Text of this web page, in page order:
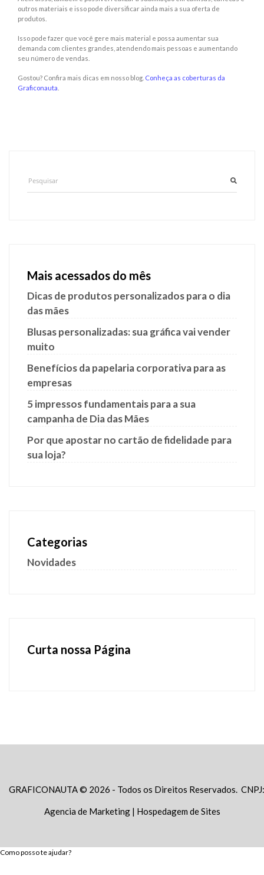
outros materiais e isso pode diversificar ainda mais a sua oferta de
produtos.
Isso pode fazer que você gere mais material e possa aumentar sua
demanda com clientes grandes, atendendo mais pessoas e aumentando
seu número de vendas.
Gostou? Confira mais dicas em nosso blog. Conheça as coberturas da
Graficonauta
Mais acessados do mês
Dicas de produtos personalizados para o dia
das mães
Blusas personalizadas: sua gráfica vai vender
muito
Benefícios da papelaria corporativa para as
empresas
5 impressos fundamentais para a sua
campanha de Dia das Mães
Por que apostar no cartão de fidelidade para
sua loja?
Categorias
Novidades
Curta nossa Página
GRAFICONAUTA © 2026 - Todos os Direitos Reservados.
Agencia de Marketing| Hospedagem de Sites
Como posso te ajudar?